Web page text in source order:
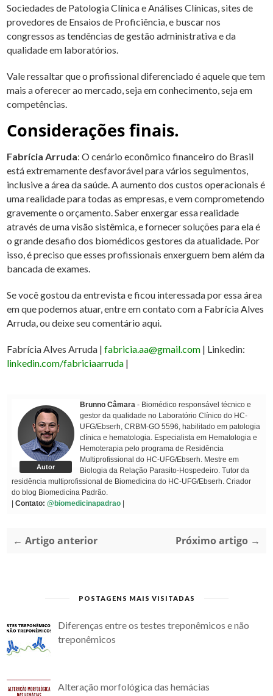
Sociedades de Patologia Clínica e Análises Clínicas, sites de
provedores de Ensaios de Proficiência, e buscar nos
congressos as tendências de gestão administrativa e da
qualidade em laboratórios.
Vale ressaltar que o profissional diferenciado é aquele que tem
mais a oferecer ao mercado, seja em conhecimento, seja em
competências.
Considerações finais.
Fabrícia Arruda: O cenário econômico financeiro do Brasil
está extremamente desfavorável para vários seguimentos,
inclusive a área da saúde. A aumento dos custos operacionais é
uma realidade para todas as empresas, e vem comprometendo
gravemente o orçamento. Saber enxergar essa realidade
através de uma visão sistêmica, e fornecer soluções para ela é
o grande desafio dos biomédicos gestores da atualidade. Por
isso, é preciso que esses profissionais enxerguem bem além da
bancada de exames.
Se você gostou da entrevista e ficou interessada por essa área
em que podemos atuar, entre em contato com a Fabrícia Alves
Arruda, ou deixe seu comentário aqui.
Fabrícia Alves Arruda |fabricia.aa@gmail.com | Linkedin:
linkedin.com/fabriciaarruda |
Autor
Brunno Câmara - Biomédico responsável técnico e
gestor da qualidade no Laboratório Clínico do HC-
UFG/Ebserh, CRBM-GO 5596, habilitado em patologia
clínica e hematologia. Especialista em Hematologia e
Hemoterapia pelo programa de Residência
Multiprofissional do HC-UFG/Ebserh. Mestre em
Biologia da Relação Parasito-Hospedeiro. Tutor da
residência multiprofissional de Biomedicina do HC-UFG/Ebserh. Criador
do blog Biomedicina Padrão.
Contato: @biomedicinapadrao
← Artigo anterior Próximo artigo →
POSTAGENS MAIS VISITADAS
Diferenças entre os testes treponêmicos e não
treponêmicos
Alteração morfológica das hemácias